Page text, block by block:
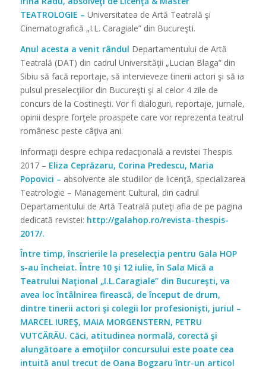
TEATROLOGIE – Universitatea de Artă Teatrală şi
Cinematografică „I.L. Caragiale” din Bucureşti.
Anul acesta a venit rândul Departamentului de Artă
Teatrală (DAT) din cadrul Universităţii „Lucian Blaga” din
Sibiu să facă reportaje, să intervieveze tinerii actori şi să ia
pulsul preselecţiilor din Bucureşti şi al celor 4 zile de
concurs de la Costineşti. Vor fi dialoguri, reportaje, jurnale,
opinii despre forţele proaspete care vor reprezenta teatrul
românesc peste câţiva ani.
Informaţii despre echipa redacţională a revistei Thespis
2017 – Eliza Ceprăzaru, Corina Predescu, Maria
Popovici – absolvente ale studiilor de licenţă, specializarea
Teatrologie – Management Cultural, din cadrul
Departamentului de Artă Teatrală puteţi afla de pe pagina
dedicată revistei: http://galahop.ro/revista-thespis-
2017/.
Între timp, înscrierile la preselecţia pentru Gala HOP
s-au încheiat. Între 10 şi 12 iulie, în Sala Mică a
Teatrului Naţional „I.L.Caragiale” din Bucureşti, va
avea loc întâlnirea firească, de început de drum,
dintre tinerii actori şi colegii lor profesionişti, juriul –
MARCEL IUREŞ, MAIA MORGENSTERN, PETRU
VUTCĂRĂU. Căci, atitudinea normală, corectă şi
alungătoare a emoţiilor concursului este poate cea
intuită anul trecut de Oana Bogzaru într-un articol